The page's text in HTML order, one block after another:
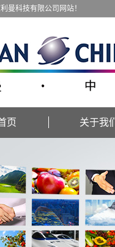
曼科技有限公司网站！
页 关于我们